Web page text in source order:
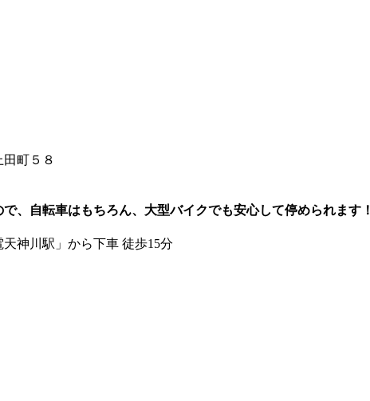
町５８
、自転車はもちろん、大型バイクでも安心して停められます！
神川駅」から下車 徒歩15分